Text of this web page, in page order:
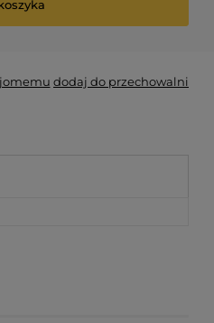
dodaj do przechowalni